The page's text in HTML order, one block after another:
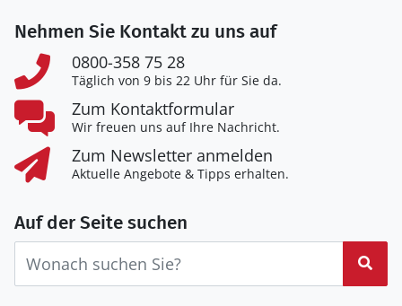
Nehmen Sie Kontakt zu uns auf
0800-358 75 28
Täglich von 9 bis 22 Uhr für Sie da.
Zum Kontaktformular
Wir freuen uns auf Ihre Nachricht.
Zum Newsletter anmelden
Aktuelle Angebote & Tipps erhalten.
Auf der Seite suchen